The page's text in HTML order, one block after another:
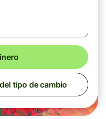
tipo de cambio